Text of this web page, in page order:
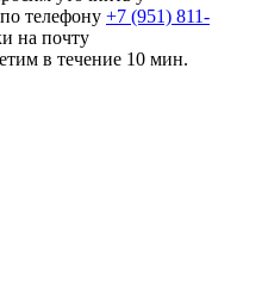
телефону +7 (951) 811-
на почту
в течение 10 мин.